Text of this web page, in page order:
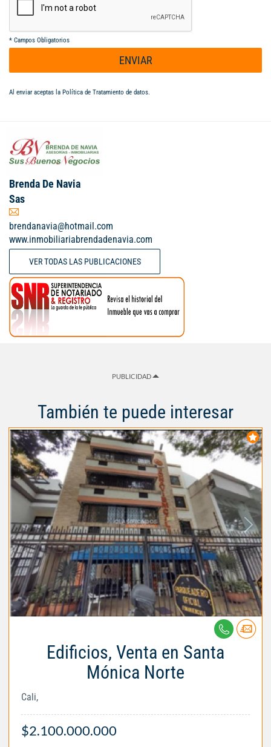
* Campos Obligatorios
ENVIAR
Al enviar aceptas la Política de Tratamiento de datos.
Brenda De Navia
Sas
brendanavia@hotmail.com
www.inmobiliariabrendadenavia.com
VER TODAS LAS PUBLICACIONES
PUBLICIDAD
También te puede interesar
Edificios, Venta en Santa
Mónica Norte
Cali,
$2.100.000.000